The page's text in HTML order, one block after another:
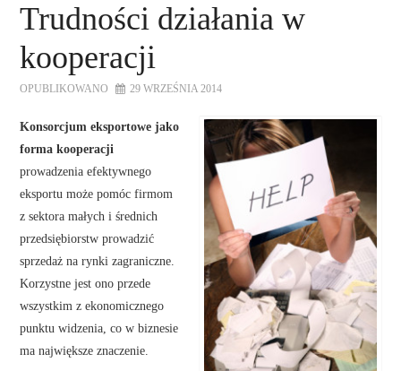
NASZE KONSORCJA
DOTACJE
KONTAKT
Trudności działania w
kooperacji
OPUBLIKOWANO 29 WRZEŚNIA 2014
Konsorcjum eksportowe jako
forma kooperacji
prowadzenia efektywnego
eksportu może pomóc firmom
z sektora małych i średnich
przedsiębiorstw prowadzić
sprzedaż na rynki zagraniczne.
Korzystne jest ono przede
wszystkim z ekonomicznego
punktu widzenia, co w biznesie
ma największe znaczenie.